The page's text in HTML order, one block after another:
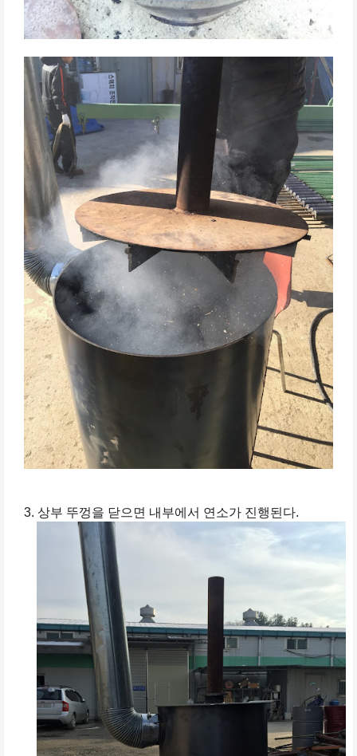
3. 상부 뚜껑을 닫으면 내부에서 연소가 진행된다.